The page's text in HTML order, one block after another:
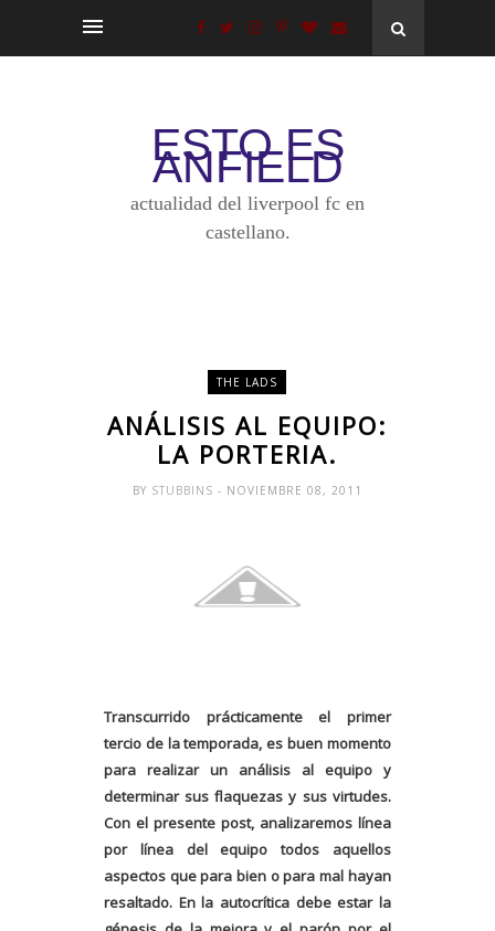
ESTO ES
ANFIELD
actualidad del liverpool fc en
castellano.
THE LADS
ANÁLISIS AL EQUIPO:
LA PORTERIA.
BY STUBBINS - NOVIEMBRE 08, 2011
Transcurrido prácticamente el primer
tercio de la temporada, es buen momento
para realizar un análisis al equipo y
determinar sus flaquezas y sus virtudes.
Con el presente post, analizaremos línea
por línea del equipo todos aquellos
aspectos que para bien o para mal hayan
resaltado. En la autocrítica debe estar la